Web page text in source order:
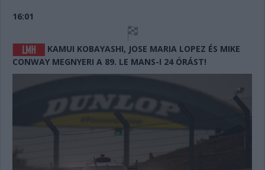
16:01
KAMUI KOBAYASHI, JOSE MARIA LOPEZ ÉS MIKE
CONWAY MEGNYERI A 89. LE MANS-I 24 ÓRÁST!